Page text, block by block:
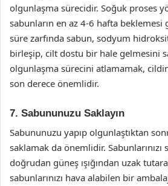
olgunlaşma sürecidir. Soğuk proses
sabunların en az 4-6 hafta beklemesi
süre zarfında sabun, sodyum
birleşip, cilt dostu bir hale gelmesini
olgunlaşma sürecini atlamamak,
son derece önemlidir.
7. Sabununuzu Saklayın
Sabununuzu yapıp olgunlaştıktan
saklamak da önemlidir.
doğrudan güneş ışığından uzak
sabunlarınızı hava alabilen bir